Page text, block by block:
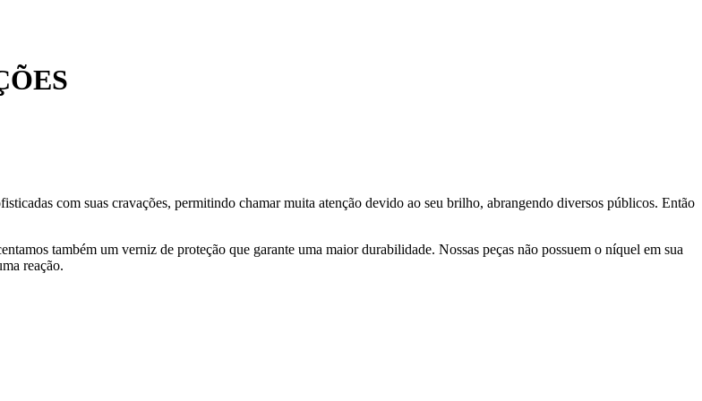
com suas cravações, permitindo chamar muita atenção devido ao seu brilho, abrangendo diversos públicos. Então
também um verniz de proteção que garante uma maior durabilidade. Nossas peças não possuem o níquel em sua
reação.